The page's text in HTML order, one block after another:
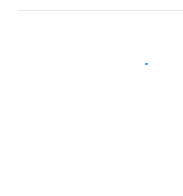
Alcançar novos